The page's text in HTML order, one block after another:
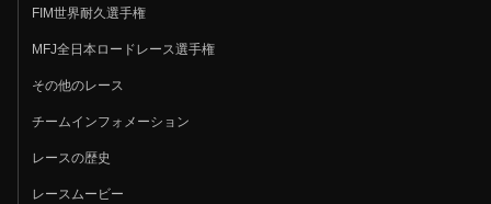
FIM世界耐久選手権
MFJ全日本ロードレース選手権
その他のレース
チームインフォメーション
レースの歴史
レースムービー